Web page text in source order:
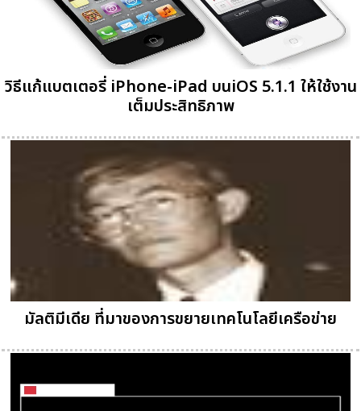
วิธีแก้แบตเตอรี่ iPhone-iPad บนiOS 5.1.1 ให้ใช้งาน
เต็มประสิทธิภาพ
มัลติมีเดีย ที่มาของการขยายเทคโนโลยีเครือข่าย